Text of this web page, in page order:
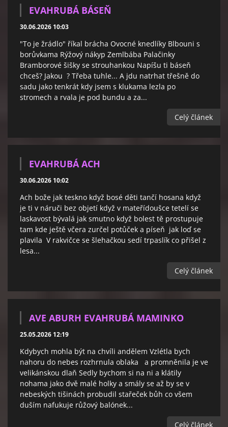
EVAHRUBÁ BÁSEŇ
30.06.2026 10:03
"To je žrádlo" říkal brácha Ovocné knedlíky Blbouni s
borůvkama Rýžový nákyp Zemlbába Palačinky
Bramborové šišky se strouhankou Napíšu ti báseň
chceš? Jakou ? Třeba tuhle... A jdu natrhat třešně do
sadu jako tenkrát kdy jsem s klukama lezla po
stromech a rvala je pod bundu a za...
Celý článek
EVAHRUBÁ ACH
30.06.2026 10:02
Ach bože jak teskno když bosé děti tančí hosana když
je ti v náruči bez objetí když v mateřídoušce tetelí se
laskavost bývalá jak smutno když bolest tě prostupuje
tam kde ještě včera zurčel potůček a píseň jak loď se
plavila V rakvičce se šlehačkou sedí trpaslík co přišel z
lesa...
Celý článek
AVE ABURH EVAHRUBÁ MAMINKO
25.05.2026 12:19
Kdybych mohla být na chvíli andělem Vzlétla bych
nahoru do nebes rozhrnula oblaka a promněnila je ve
velikánskou dlaň Sedly bychom si na ni a klátily
nohama jako dvě malé holky a smály se až by se v
nebeských tišinách probudil stařeček bůh co všem
duším nafukuje růžový balónek...
Celý článek